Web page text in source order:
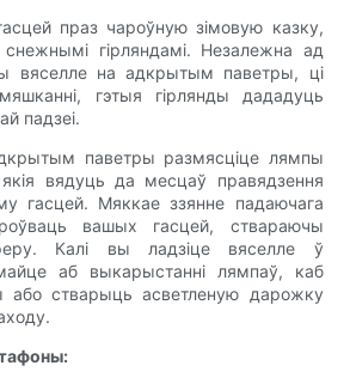
праз чароўную зімовую казку,
гірляндамі. Незалежна ад
вяселле на адкрытым паветры, ці
гэтыя гірлянды дададуць
падзеі.
паветры размясціце лямпы
вядуць да месцаў правядзення
гасцей. Мяккае ззянне падаючага
вашых гасцей, ствараючы
Калі вы ладзіце вяселле ў
аб выкарыстанні лямпаў, каб
або стварыць асветленую дарожку